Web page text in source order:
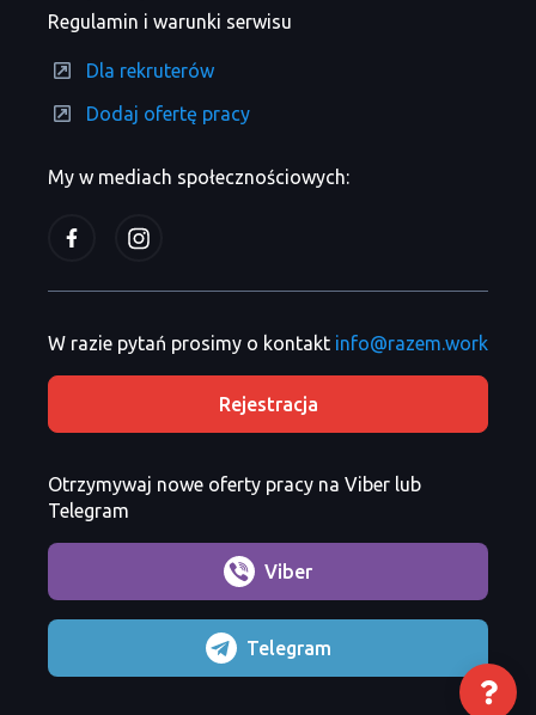
My w mediach społecznościowych:
Regulamin i warunki serwisu
Dla rekruterów
Dodaj ofertę pracy
W razie pytań prosimy o kontakt info@razem.work
Rejestracja
Otrzymywaj nowe oferty pracy na Viber lub
Telegram
Viber
Telegram